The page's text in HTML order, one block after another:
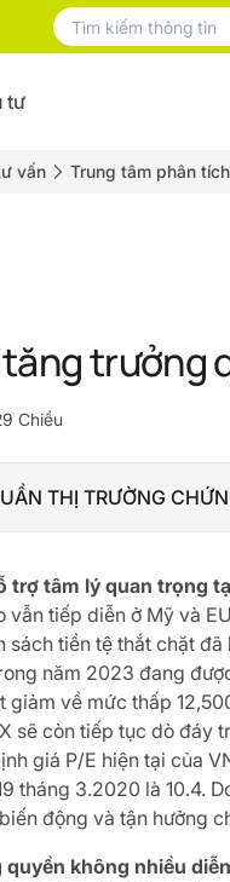
tư
vấn Trung tâm phân tích
trưởng
Chiều
THỊ TRƯỜNG
trợ tâm lý quan trọng
vẫn tiếp diễn ở Mỹ và
sách tiền tệ thắt chặt
năm 2023 đang
giảm về mức thấp
sẽ còn tiếp tục dò đáy
giá P/E hiện tại của
tháng 3.2020 là 10.4.
động và tận hưởng
không nhiều